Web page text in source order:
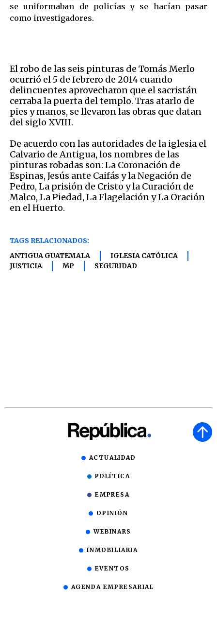
se uniformaban de policías y se hacían pasar
como investigadores.
El robo de las seis pinturas de Tomás Merlo
ocurrió el 5 de febrero de 2014 cuando
delincuentes aprovecharon que el sacristán
cerraba la puerta del templo. Tras atarlo de
pies y manos, se llevaron las obras que datan
del siglo XVIII.
De acuerdo con las autoridades de la iglesia el
Calvario de Antigua, los nombres de las
pinturas robadas son: La Coronación de
Espinas, Jesús ante Caifás y la Negación de
Pedro, La prisión de Cristo y la Curación de
Malco, La Piedad, La Flagelación y La Oración
en el Huerto.
TAGS RELACIONADOS:
ANTIGUA GUATEMALA
IGLESIA CATÓLICA
JUSTICIA
MP SEGURIDAD
ACTUALIDAD
POLÍTICA
EMPRESA
OPINIÓN
WEBINARS
INMOBILIARIA
EVENTOS
AGENDA EMPRESARIAL